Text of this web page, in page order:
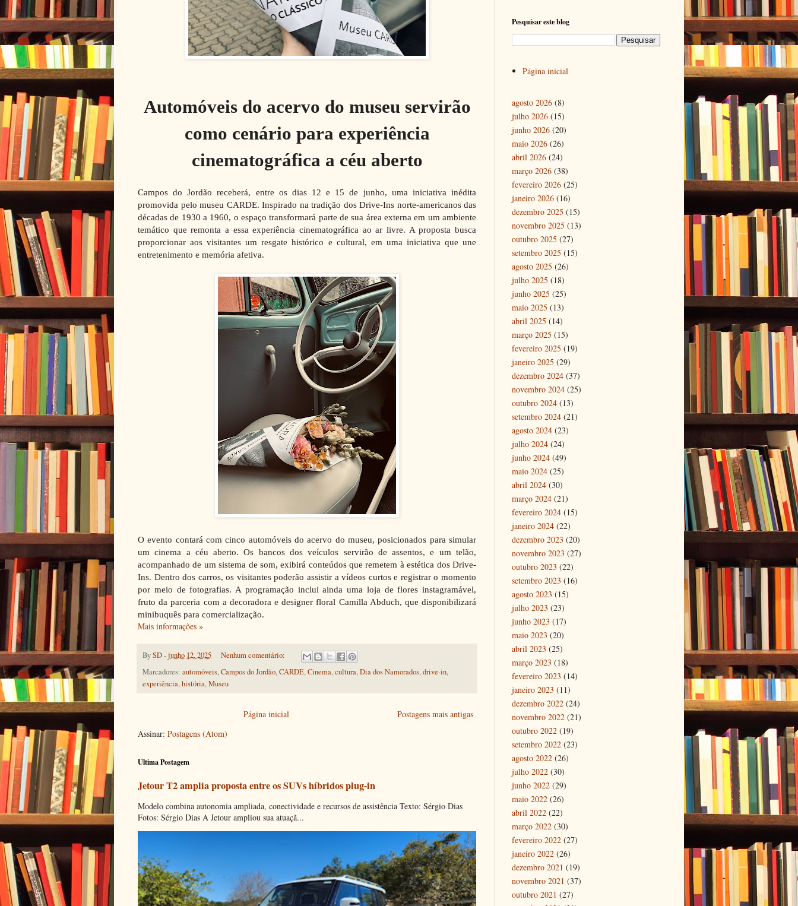
Automóveis do acervo do museu servirão
como cenário para experiência
cinematográfica a céu aberto
Campos do Jordão receberá, entre os dias 12 e 15 de junho, uma iniciativa inédita
promovida pelo museu CARDE. Inspirado na tradição dos Drive-Ins norte-americanos das
décadas de 1930 a 1960, o espaço transformará parte de sua área externa em um ambiente
temático que remonta a essa experiência cinematográfica ao ar livre. A proposta busca
proporcionar aos visitantes um resgate histórico e cultural, em uma iniciativa que une
entretenimento e memória afetiva.
O evento contará com cinco automóveis do acervo do museu, posicionados para simular
um cinema a céu aberto. Os bancos dos veículos servirão de assentos, e um telão,
acompanhado de um sistema de som, exibirá conteúdos que remetem à estética dos Drive-
Ins. Dentro dos carros, os visitantes poderão assistir a vídeos curtos e registrar o momento
por meio de fotografias. A programação inclui ainda uma loja de flores instagramável,
fruto da parceria com a decoradora e designer floral Camilla Abduch, que disponibilizará
minibuquês para comercialização.
Mais informações »
BySD-junho 12, 2025
Nenhum comentário:
Marcadores: automóveis,Campos do Jordão,CARDE,Cinema,cultura,Dia dos Namorados,drive-in,
experiência,história,Museu
Postagens mais antigas
Página inicial
Assinar: Postagens (Atom)
Ultima Postagem
Jetour T2 amplia proposta entre os SUVs híbridos plug-in
Modelo combina autonomia ampliada, conectividade e recursos de assistência Texto: Sérgio Dias
Fotos: Sérgio Dias A Jetour ampliou sua atuaçã...
Pesquisar este blog
Página inicial
agosto 2026 (8)
julho 2026 (15)
junho 2026 (20)
maio 2026 (26)
abril 2026 (24)
março 2026 (38)
fevereiro 2026 (25)
janeiro 2026 (16)
dezembro 2025 (15)
novembro 2025 (13)
outubro 2025 (27)
setembro 2025 (15)
agosto 2025 (26)
julho 2025 (18)
junho 2025 (25)
maio 2025 (13)
abril 2025 (14)
março 2025 (15)
fevereiro 2025 (19)
janeiro 2025 (29)
dezembro 2024 (37)
novembro 2024 (25)
outubro 2024 (13)
setembro 2024 (21)
agosto 2024 (23)
julho 2024 (24)
junho 2024 (49)
maio 2024 (25)
abril 2024 (30)
março 2024 (21)
fevereiro 2024 (15)
janeiro 2024 (22)
dezembro 2023 (20)
novembro 2023 (27)
outubro 2023 (22)
setembro 2023 (16)
agosto 2023 (15)
julho 2023 (23)
junho 2023 (17)
maio 2023 (20)
abril 2023 (25)
março 2023 (18)
fevereiro 2023 (14)
janeiro 2023 (11)
dezembro 2022 (24)
novembro 2022 (21)
outubro 2022 (19)
setembro 2022 (23)
agosto 2022 (26)
julho 2022 (30)
junho 2022 (29)
maio 2022 (26)
abril 2022 (22)
março 2022 (30)
fevereiro 2022 (27)
janeiro 2022 (26)
dezembro 2021 (19)
novembro 2021 (37)
outubro 2021 (27)